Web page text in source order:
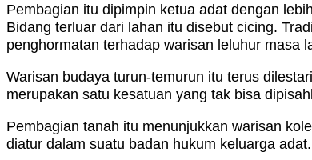
Pembagian itu dipimpin ketua adat dengan
Bidang terluar dari lahan itu disebut cicing.
penghormatan terhadap warisan leluhur masa
Warisan budaya turun-temurun itu terus
merupakan satu kesatuan yang tak bisa
Pembagian tanah itu menunjukkan warisan
diatur dalam suatu badan hukum keluarga adat.